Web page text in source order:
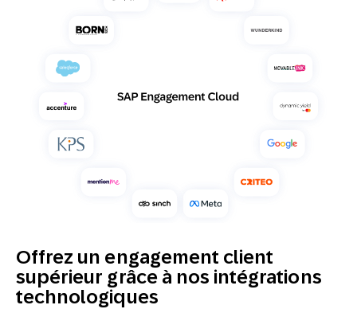
Offrez un engagement client
supérieur grâce à nos intégrations
technologiques